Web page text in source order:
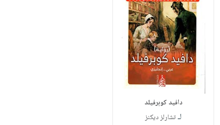
دافيد كوبرفيلد
لـتشارلز ديكنز